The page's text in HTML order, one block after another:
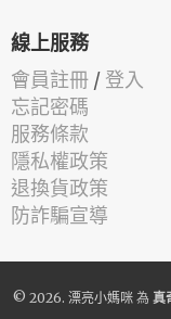
線上服務
會員註冊 / 登入
忘記密碼
服務條款
隱私權政策
退換貨政策
防詐騙宣導
© 2026. 漂亮小媽咪為 真